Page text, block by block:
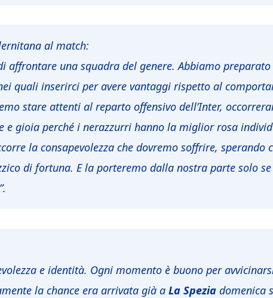
al match:
affrontare una squadra del genere. Abbiamo
quali inserirci per avere vantaggi rispetto al
stare attenti al reparto offensivo dell’Inter,
e gioia perché i nerazzurri hanno la miglior rosa
la consapevolezza che dovremo soffrire, sperando
di fortuna. E la porteremo dalla nostra parte solo
e identità. Ogni momento è buono per
la chance era arrivata già a La Spezia domenica